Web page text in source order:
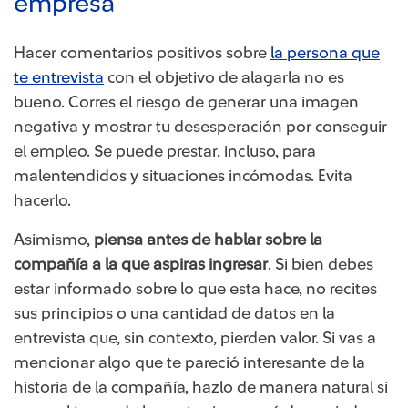
Hacer comentarios positivos sobre la persona que
te entrevista con el objetivo de alagarla no es
bueno. Corres el riesgo de generar una imagen
negativa y mostrar tu desesperación por conseguir
el empleo. Se puede prestar, incluso, para
malentendidos y situaciones incómodas. Evita
hacerlo.
Asimismo, piensa antes de hablar sobre la
compañía a la que aspiras ingresar. Si bien debes
estar informado sobre lo que esta hace, no recites
sus principios o una cantidad de datos en la
entrevista que, sin contexto, pierden valor. Si vas a
mencionar algo que te pareció interesante de la
historia de la compañía, hazlo de manera natural si